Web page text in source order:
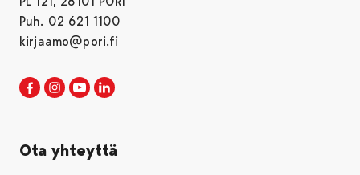
Puh. 02 621 1100
kirjaamo@pori.fi
Porin kaupunki Facebookissa
Avautuu uudessa välilehdessä
Porin kaupunki Instagramissa
Avautuu uudessa välilehdessä
Porin kaupunki Youtubessa
Avautuu uudessa välilehdessä
Ota yhteyttä